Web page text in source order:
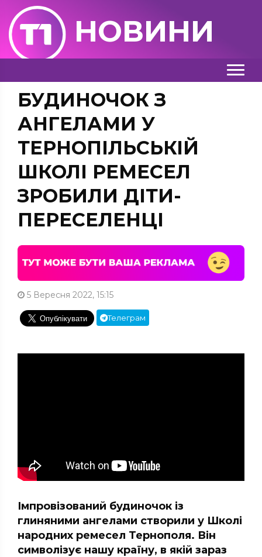
НОВИНИ
БУДИНОЧОК З
АНГЕЛАМИ У
ТЕРНОПІЛЬСЬКІЙ
ШКОЛІ РЕМЕСЕЛ
ЗРОБИЛИ ДІТИ-
ПЕРЕСЕЛЕНЦІ
5 Вересня 2022, 15:15
Телеграм
Імпровізований будиночок із
глиняними ангелами створили у Школі
народних ремесел Тернополя. Він
символізує нашу країну, в якій зараз